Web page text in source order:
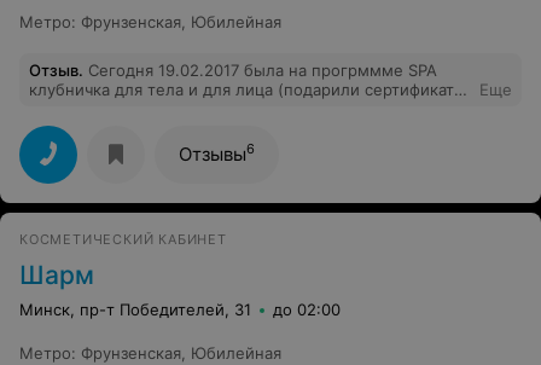
Метро: Фрунзенская Юбилейная
Отзыв. Сегодня 19.02.2017 была на прогрммме SPA
клубничка для тела и для лица (подарили сертификат)?
Получила реальное наслаждение. Сначала была в
кедровой бочке, потом скраб для тела, шоколадное
обёртывание -тело бархатное,пахнет потрясающе. И
лицо после маски-ну очень посвежело и подтянулось!
Приятная музыка. Спасибо, мастеру Екатерине,
Еще
Отзывы6
КОСМЕТИЧЕСКИЙ КАБИНЕТ
Шарм
Минск, пр-т Победителей, 31 до 02:00
Метро: Фрунзенская Юбилейная